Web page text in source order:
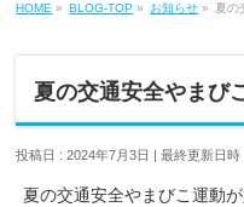
HOME » BLOG-TOP » お知らせ » 夏の
夏の交通安全やまび
投稿日 : 2024年7月3日 最終更新日時
夏の交通安全やまびこ運動が